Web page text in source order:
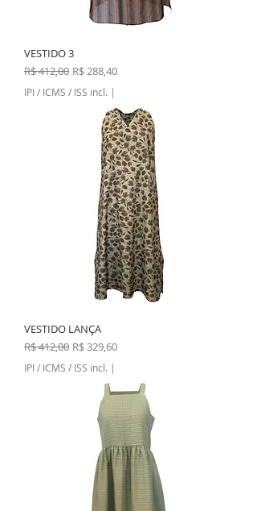
VESTIDO 3
Preço normal
R$ 412,00 Preço promocional
R$ 288,40
IPI / ICMS / ISS incl. |
VESTIDO LANÇA
Preço normal
R$ 412,00 Preço promocional
R$ 329,60
IPI / ICMS / ISS incl. |